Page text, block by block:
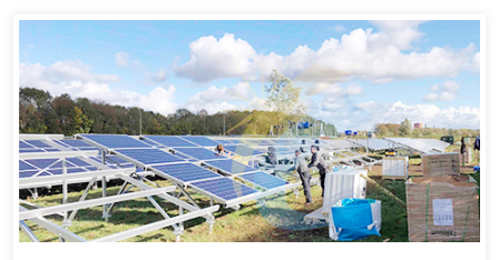
Diese Projekte nutzen schienenlose Lösungen, die
trapezförmige Dachbefestigung ist einfach und
kostengünstig. Die Befestigung der Struktur auf...